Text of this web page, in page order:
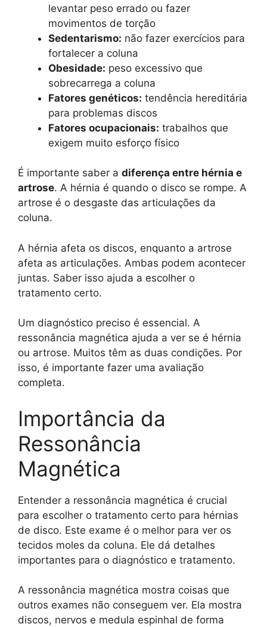
levantar peso errado ou fazer
movimentos de torção
Sedentarismo: não fazer exercícios para
fortalecer a coluna
Obesidade: peso excessivo que
sobrecarrega a coluna
Fatores genéticos: tendência hereditária
para problemas discos
Fatores ocupacionais: trabalhos que
exigem muito esforço físico
É importante saber a diferença entre hérnia e
artrose. A hérnia é quando o disco se rompe. A
artrose é o desgaste das articulações da
coluna.
A hérnia afeta os discos, enquanto a artrose
afeta as articulações. Ambas podem acontecer
juntas. Saber isso ajuda a escolher o
tratamento certo.
Um diagnóstico preciso é essencial. A
ressonância magnética ajuda a ver se é hérnia
ou artrose. Muitos têm as duas condições. Por
isso, é importante fazer uma avaliação
completa.
Importância da
Ressonância
Magnética
Entender a ressonância magnética é crucial
para escolher o tratamento certo para hérnias
de disco. Este exame é o melhor para ver os
tecidos moles da coluna. Ele dá detalhes
importantes para o diagnóstico e tratamento.
A ressonância magnética mostra coisas que
outros exames não conseguem ver. Ela mostra
discos, nervos e medula espinhal de forma